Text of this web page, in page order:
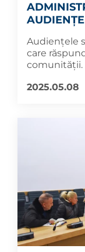
Audiențele
care
comunității.
2025.05.08